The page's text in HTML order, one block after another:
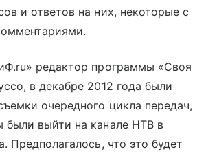
и ответов на них, некоторые с
редактор программы «Своя
в декабре 2012 года были
очередного цикла передач,
были выйти на канале НТВ в
Предполагалось, что это будет